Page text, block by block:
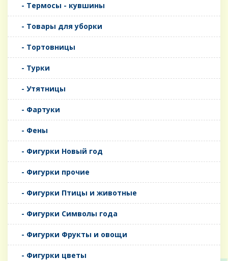
- Термосы - кувшины
- Товары для уборки
- Тортовницы
- Турки
- Утятницы
- Фартуки
- Фены
- Фигурки Новый год
- Фигурки прочие
- Фигурки Птицы и животные
- Фигурки Символы года
- Фигурки Фрукты и овощи
- Фигурки цветы